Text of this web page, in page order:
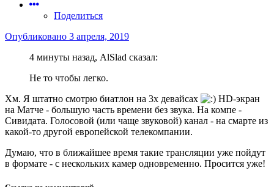
Поделиться
Опубликовано 3 апреля, 2019
4 минуты назад, AlSlad сказал:
Не то чтобы легко.
Хм. Я штатно смотрю биатлон на 3х девайсах
НD-экран
на Матче - большую часть времени без звука. На компе -
Сивидата. Голосовой (или чаще звуковой) канал - на смарте из
какой-то другой европейской телекомпании.
Думаю, что в ближайшее время такие трансляции уже пойдут
в формате - с нескольких камер одновременно. Просится уже!